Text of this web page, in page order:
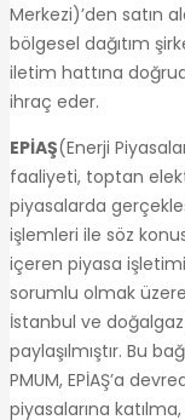
Merkezi)’den satın
bölgesel dağıtım
iletim hattına
ihraç eder.
EPİAŞ(Enerji
faaliyeti, toptan
piyasalarda
işlemleri ile söz
içeren piyasa
sorumlu olmak üzere
İstanbul ve
paylaşılmıştır. Bu
PMUM, EPİAŞ’a
piyasalarına